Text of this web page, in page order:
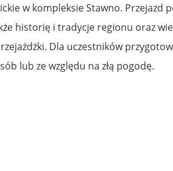
w kompleksie Stawno. Przejazd
historię i tradycje regionu oraz
Dla uczestników
lub ze względu na złą pogodę.